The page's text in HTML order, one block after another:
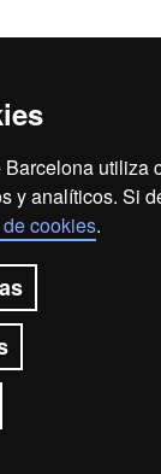
utiliza
y analíticos. Si
cookies.